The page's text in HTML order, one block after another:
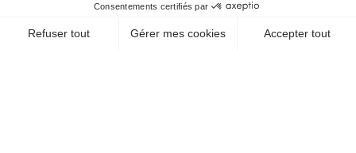
Abonnez-vous à la